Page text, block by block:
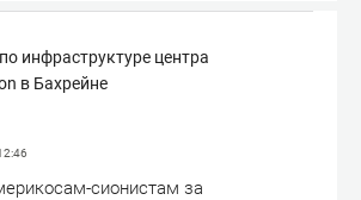
инфраструктуре центра
в Бахрейне
сионистам за